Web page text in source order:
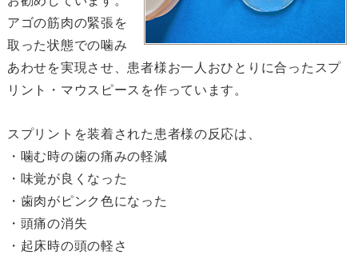
アゴの筋肉の緊張を
取った状態での噛み
あわせを実現させ、患者様お一人おひとりに合ったスプ
リント・マウスピースを作っています。
スプリントを装着された患者様の反応は、
・噛む時の歯の痛みの軽減
・味覚が良くなった
・歯肉がピンク色になった
・頭痛の消失
・起床時の頭の軽さ